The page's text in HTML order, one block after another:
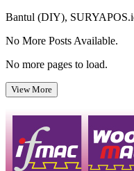
Bantul (DIY),
No More Posts Available.
No more pages to load.
View More